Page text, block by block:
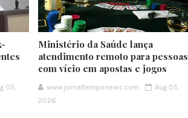
05,
Ministério da Saúde lança
atendimento remoto para pessoas
com vício em apostas e jogos
www.jornaltemponews.com
Aug 05,
2026